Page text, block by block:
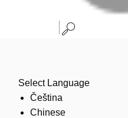
Select Language
Čeština
Chinese